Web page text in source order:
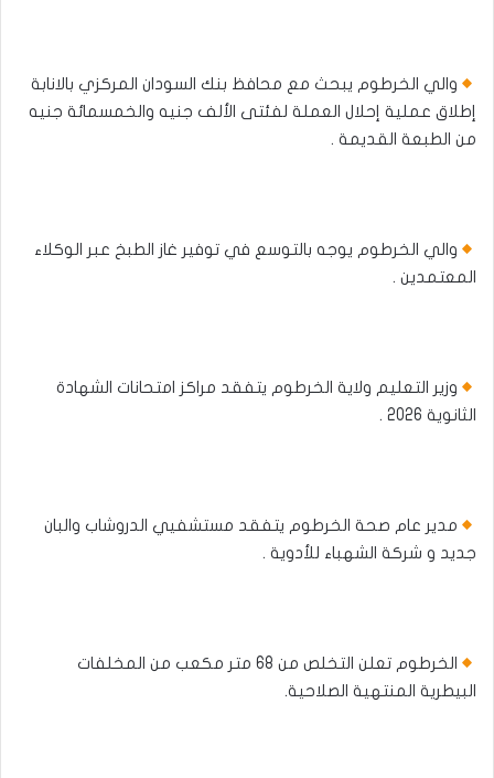
والي الخرطوم يبحث مع محافظ بنك السودان المركزي بالانابة
إطلاق عملية إحلال العملة لفئتى الألف جنيه والخمسمائة جنيه
من الطبعة القديمة .
والي الخرطوم يوجه بالتوسع في توفير غاز الطبخ عبر الوكلاء
المعتمدين .
وزير التعليم ولاية الخرطوم يتفقد مراكز امتحانات الشهادة
الثانوية 2026 .
مدير عام صحة الخرطوم يتفقد مستشفيي الدروشاب والبان
جديد و شركة الشهباء للأدوية .
الخرطوم تعلن التخلص من 68 متر مكعب من المخلفات
البيطرية المنتهية الصلاحية.